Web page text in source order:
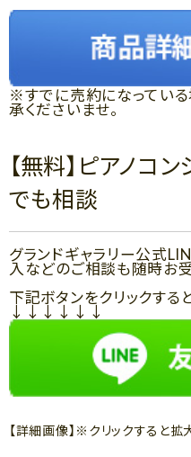
※すでに売約になっている
承くださいませ。
【無料】ピアノコ
でも相談
グランドギャラリー公式
入などのご相談も随時お
下記ボタンをクリックする
↓↓↓↓↓↓
【詳細画像】※クリックすると拡